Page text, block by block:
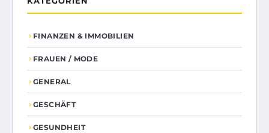
FINANZEN & IMMOBILIEN
FRAUEN / MODE
GENERAL
GESCHÄFT
GESUNDHEIT